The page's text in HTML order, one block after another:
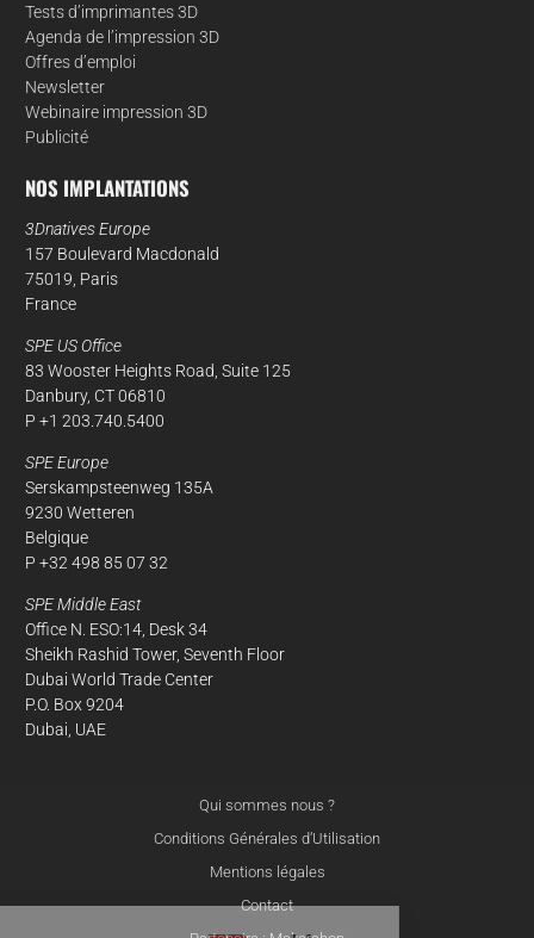
Tests d’imprimantes 3D
Agenda de l’impression 3D
Offres d’emploi
Newsletter
Webinaire impression 3D
Publicité
NOS IMPLANTATIONS
3Dnatives Europe
157 Boulevard Macdonald
75019, Paris
France
SPE US Office
83 Wooster Heights Road, Suite 125
Danbury, CT 06810
P +1 203.740.5400
SPE Europe
Serskampsteenweg 135A
9230 Wetteren
Belgique
P +32 498 85 07 32
SPE Middle East
Office N. ESO:14, Desk 34
Sheikh Rashid Tower, Seventh Floor
Dubai World Trade Center
P.O. Box 9204
Dubai, UAE
Qui sommes nous ?
Conditions Générales d’Utilisation
Mentions légales
Contact